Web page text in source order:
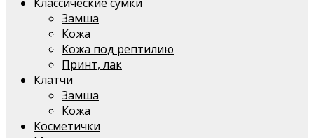
Замша
Кожа
Кожа под рептилию
Принт, лак
Клатчи
Замша
Кожа
Косметички